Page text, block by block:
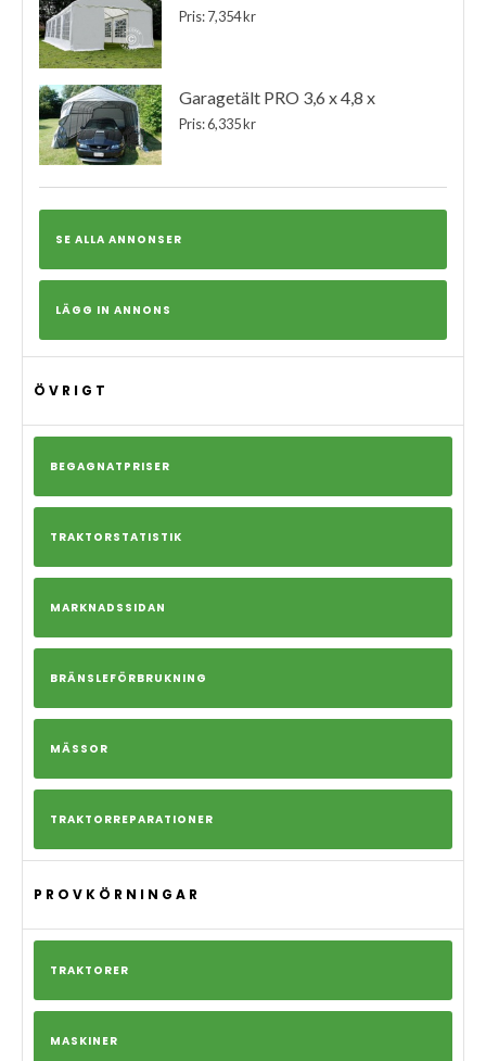
Pris: 7,354 kr
Garagetält PRO 3,6 x 4,8 x
Pris: 6,335 kr
SE ALLA ANNONSER
LÄGG IN ANNONS
ÖVRIGT
BEGAGNATPRISER
TRAKTORSTATISTIK
MARKNADSSIDAN
BRÄNSLEFÖRBRUKNING
MÄSSOR
TRAKTORREPARATIONER
PROVKÖRNINGAR
TRAKTORER
MASKINER